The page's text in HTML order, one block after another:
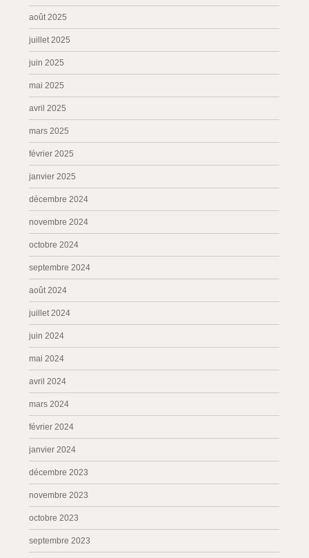
août 2025
juillet 2025
juin 2025
mai 2025
avril 2025
mars 2025
février 2025
janvier 2025
décembre 2024
novembre 2024
octobre 2024
septembre 2024
août 2024
juillet 2024
juin 2024
mai 2024
avril 2024
mars 2024
février 2024
janvier 2024
décembre 2023
novembre 2023
octobre 2023
septembre 2023